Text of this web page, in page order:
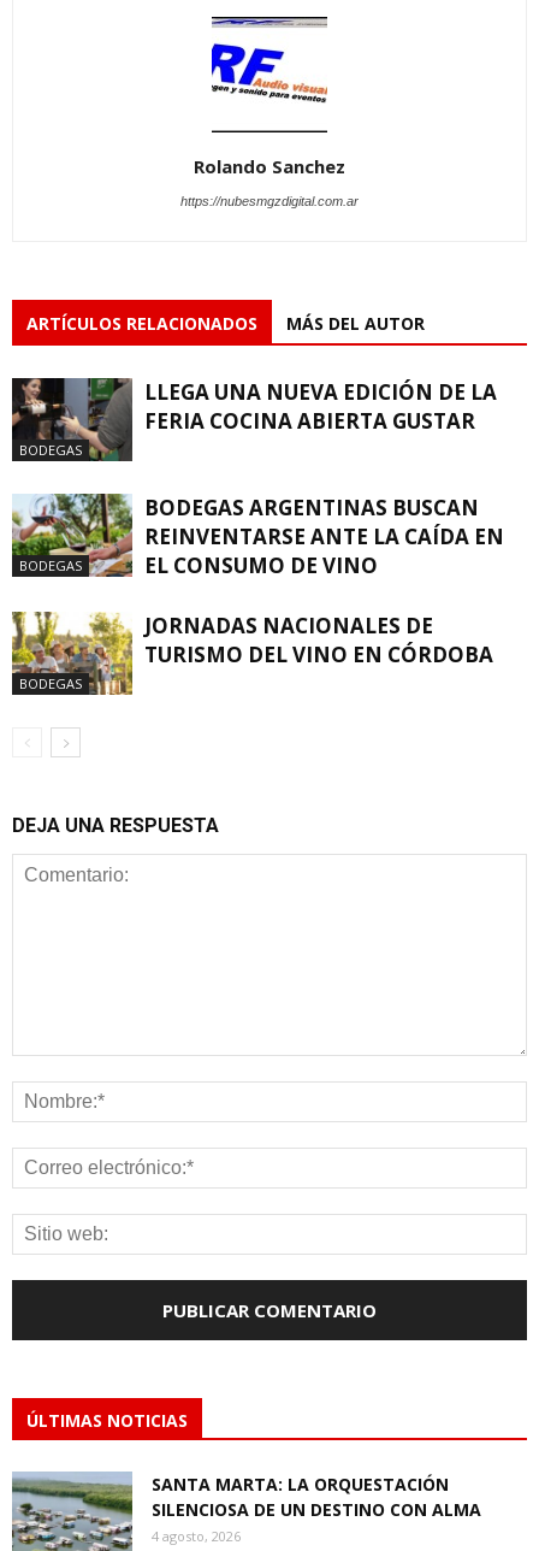
Rolando Sanchez
https://nubesmgzdigital.com.ar
ARTÍCULOS RELACIONADOS MÁS DEL AUTOR
BODEGAS
LLEGA UNA NUEVA EDICIÓN DE LA
FERIA COCINA ABIERTA GUSTAR
BODEGAS
BODEGAS ARGENTINAS BUSCAN
REINVENTARSE ANTE LA CAÍDA EN
EL CONSUMO DE VINO
BODEGAS
JORNADAS NACIONALES DE
TURISMO DEL VINO EN CÓRDOBA
DEJA UNA RESPUESTA
ÚLTIMAS NOTICIAS
SANTA MARTA: LA ORQUESTACIÓN
SILENCIOSA DE UN DESTINO CON ALMA
4 agosto, 2026